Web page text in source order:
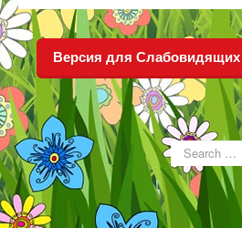
Версия для Слабовидящих